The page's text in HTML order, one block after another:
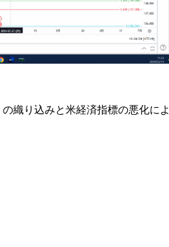
織り込みと米経済指標の悪化によ